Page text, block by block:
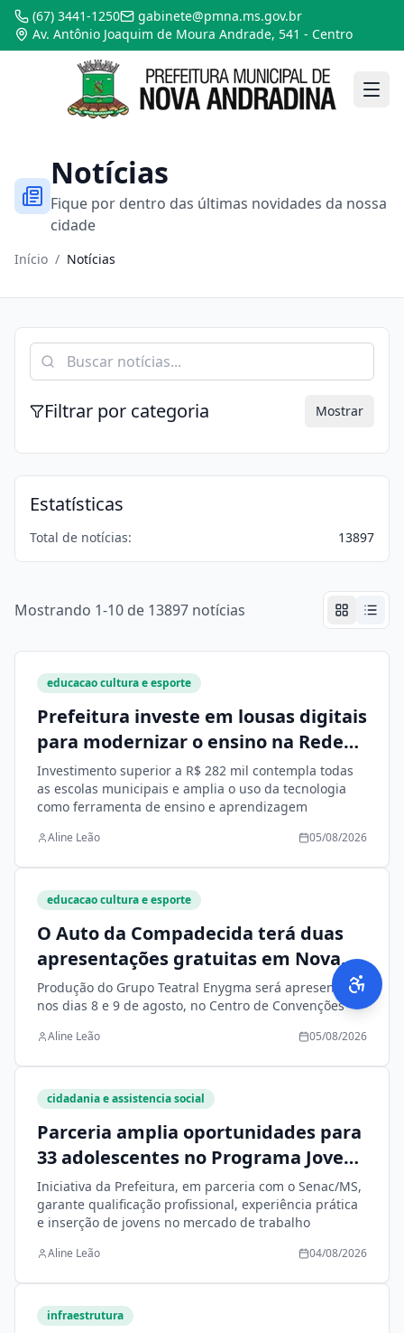
(67) 3441-1250
gabinete@pmna.ms.gov.br
Av. Antônio Joaquim de Moura Andrade, 541 - Centro
Notícias
Fique por dentro das últimas novidades da nossa
cidade
Início / Notícias
Filtrar por categoria Mostrar
Estatísticas
Total de notícias: 13897
Mostrando 1-10 de 13897 notícias
educacao cultura e esporte
Prefeitura investe em lousas digitais
para modernizar o ensino na Rede
Municipal
Investimento superior a R$ 282 mil contempla todas
as escolas municipais e amplia o uso da tecnologia
como ferramenta de ensino e aprendizagem
Aline Leão 05/08/2026
educacao cultura e esporte
O Auto da Compadecida terá duas
apresentações gratuitas em Nova
Andradina
Produção do Grupo Teatral Enygma será apresentada
nos dias 8 e 9 de agosto, no Centro de Convenções
Aline Leão 05/08/2026
cidadania e assistencia social
Parceria amplia oportunidades para
33 adolescentes no Programa Jovem
Aprendiz
Iniciativa da Prefeitura, em parceria com o Senac/MS,
garante qualificação profissional, experiência prática
e inserção de jovens no mercado de trabalho
Aline Leão 04/08/2026
infraestrutura